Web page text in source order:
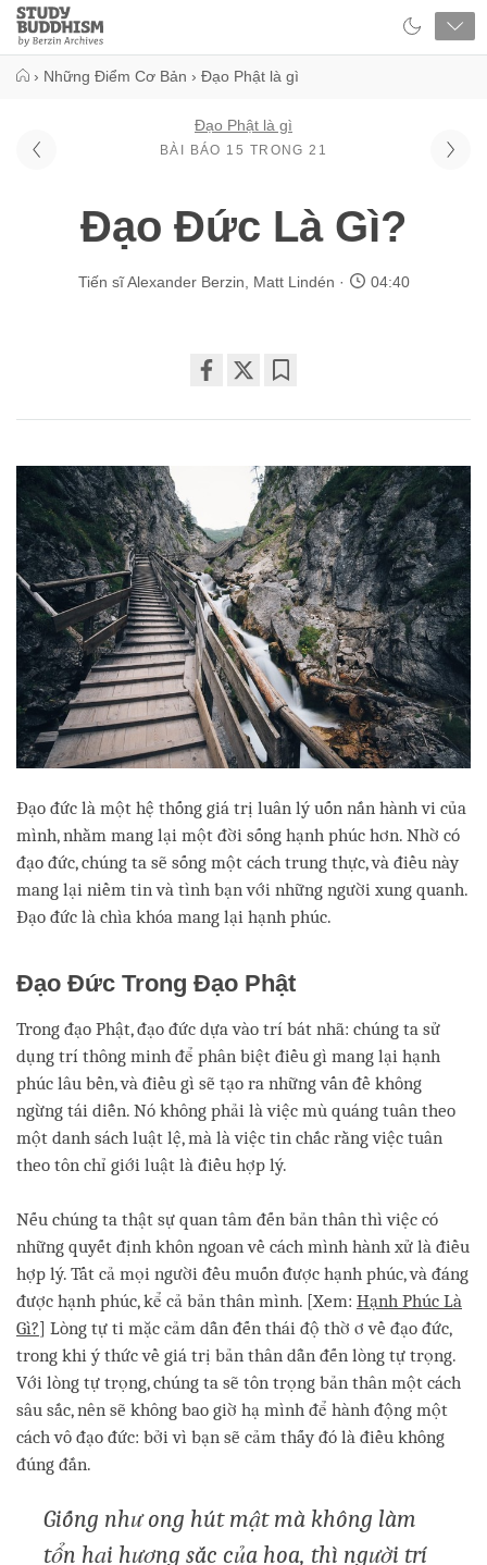
Close
Study
Buddhism
› Những Điểm Cơ Bản › Đạo Phật là gì
Đạo Phật là gì
BÀI BÁO 15 TRONG 21
Đạo Đức Là Gì?
Tiến sĩ Alexander Berzin Matt Lindén 04:40
on
Đạo đức là một hệ thống giá trị luân lý uốn nắn hành vi của
mình, nhằm mang lại một đời sống hạnh phúc hơn. Nhờ có
đạo đức, chúng ta sẽ sống một cách trung thực, và điều này
mang lại niềm tin và tình bạn với những người xung quanh.
Đạo đức là chìa khóa mang lại hạnh phúc.
Đạo Đức Trong Đạo Phật
Trong đạo Phật, đạo đức dựa vào trí bát nhã: chúng ta sử
dụng trí thông minh để phân biệt điều gì mang lại hạnh
phúc lâu bền, và điều gì sẽ tạo ra những vấn đề không
ngừng tái diễn. Nó không phải là việc mù quáng tuân theo
một danh sách luật lệ, mà là việc tin chắc rằng việc tuân
theo tôn chỉ giới luật là điều hợp lý.
Nếu chúng ta thật sự quan tâm đến bản thân thì việc có
những quyết định khôn ngoan về cách mình hành xử là điều
hợp lý. Tất cả mọi người đều muốn được hạnh phúc, và đáng
được hạnh phúc, kể cả bản thân mình. [Xem: Hạnh Phúc Là
Gì?] Lòng tự ti mặc cảm dẫn đến thái độ thờ ơ về đạo đức,
trong khi ý thức về giá trị bản thân dẫn đến lòng tự trọng.
Với lòng tự trọng, chúng ta sẽ tôn trọng bản thân một cách
sâu sắc, nên sẽ không bao giờ hạ mình để hành động một
cách vô đạo đức: bởi vì bạn sẽ cảm thấy đó là điều không
đúng đắn.
Giống như ong hút mật mà không làm
tổn hại hương sắc của hoa, thì người trí